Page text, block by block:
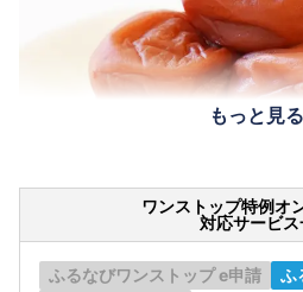
もっと見る
ワンストップ特例オ
対応サービ
ふるなびワンストップ e申請
ふ